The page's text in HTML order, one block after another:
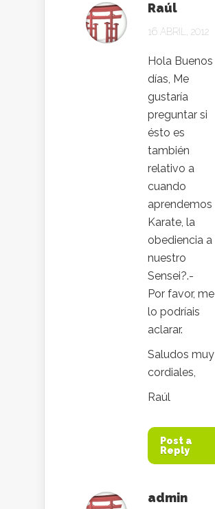
Raúl
16 ABRIL, 2012
Hola Buenos
días, Me
gustaría
preguntar si
ésto es
también
relativo a
cuando
aprendemos
Karate, la
obediencia a
nuestro
Sensei?.-
Por favor, me
lo podríais
aclarar.
Saludos muy
cordiales,
Raúl
Post a
Reply
admin